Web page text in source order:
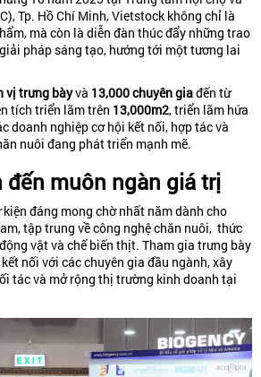
Tp. Hồ Chí Minh, Vietstock không chỉ là
mà còn là diễn đàn thúc đẩy những trao
pháp sáng tạo, hướng tới một tương lai
vị trưng bàyvà 13,000 chuyên giađến từ
tích triển lãm trên 13,000m2,triển lãm hứa
doanh nghiệp cơ hội kết nối, hợp tác và
nuôi đang phát triển mạnh mẽ.
đến muôn ngàn giá trị
đáng mong chờ nhất năm dành cho
tập trung về công nghệ chăn nuôi, thức
vật và chế biến thịt. Tham gia trưng bày
nối với các chuyên gia đầu ngành, xây
tác và mở rộng thị trường kinh doanh tại